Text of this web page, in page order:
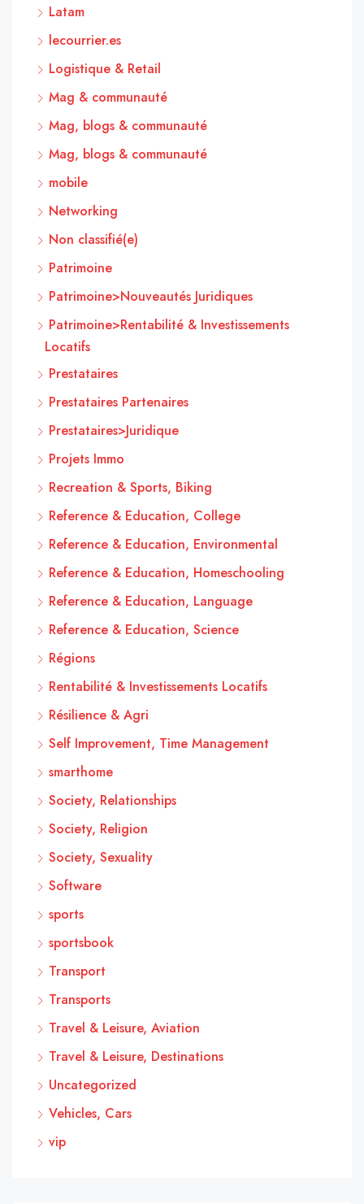
Latam
lecourrier.es
Logistique & Retail
Mag & communauté
Mag, blogs & communauté
Mag, blogs & communauté
mobile
Networking
Non classifié(e)
Patrimoine
Patrimoine>Nouveautés Juridiques
Patrimoine>Rentabilité & Investissements
Locatifs
Prestataires
Prestataires Partenaires
Prestataires>Juridique
Projets Immo
Recreation & Sports, Biking
Reference & Education, College
Reference & Education, Environmental
Reference & Education, Homeschooling
Reference & Education, Language
Reference & Education, Science
Régions
Rentabilité & Investissements Locatifs
Résilience & Agri
Self Improvement, Time Management
smarthome
Society, Relationships
Society, Religion
Society, Sexuality
Software
sports
sportsbook
Transport
Transports
Travel & Leisure, Aviation
Travel & Leisure, Destinations
Uncategorized
Vehicles, Cars
vip